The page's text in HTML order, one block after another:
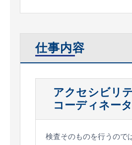
仕事内容
アクセシビリ
コーディネー
検査そのものを行うので